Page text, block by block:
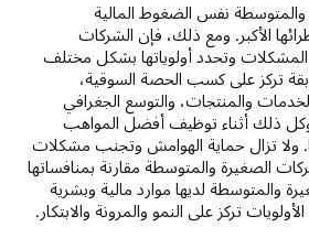
والمتوسطة نفس الضغوط المالية
الأكبر. ومع ذلك، فإن الشركات
وتحدد أولوياتها بشكل مختلف
تركز على كسب الحصة السوقية،
الخدمات والمنتجات، والتوسع الجغرافي
وكل ذلك أثناء توظيف أفضل المواهب
ولا تزال حماية الهوامش وتجنب مشكلات
الصغيرة والمتوسطة مقارنة بمنافساتها
والمتوسطة لديها موارد مالية وبشرية
تركز على النمو والمرونة والابتكار.